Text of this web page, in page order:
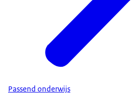
Passend onderwijs